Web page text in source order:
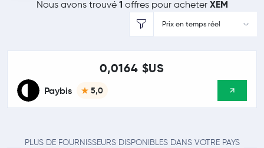
Nous avons trouvé 1 offres pour acheter XEM
Prix en temps réel
Paybis 5,0
0,0164 $US
PLUS DE FOURNISSEURS DISPONIBLES DANS VOTRE PAYS